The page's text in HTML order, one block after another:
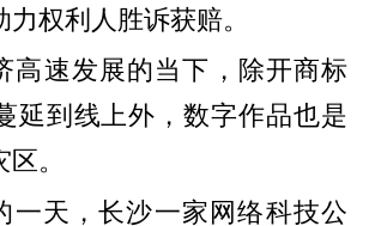
权利人胜诉获赔。
高速发展的当下，除开商标
延到线上外，数字作品也是
。
一天，长沙一家网络科技公